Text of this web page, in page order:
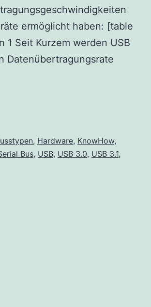
ermöglicht haben: [table
1 Seit Kurzem werden USB
Datenübertragungsrate
, Hardware, KnowHow,
Bus, USB, USB 3.0, USB 3.1,